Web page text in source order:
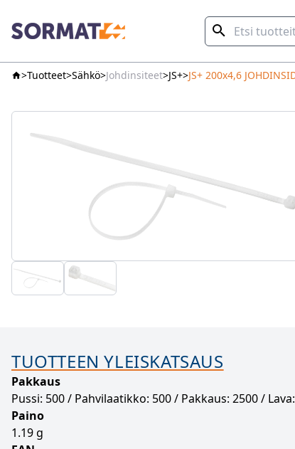
Tuotteet Sähkö Johdinsiteet JS+ JS+ 200x4,6
TUOTTEEN YLEISKATSAUS
Pakkaus
Pussi: 500 / Pahvilaatikko: 500 / Pakkaus: 2500 /
Paino
1.19 g